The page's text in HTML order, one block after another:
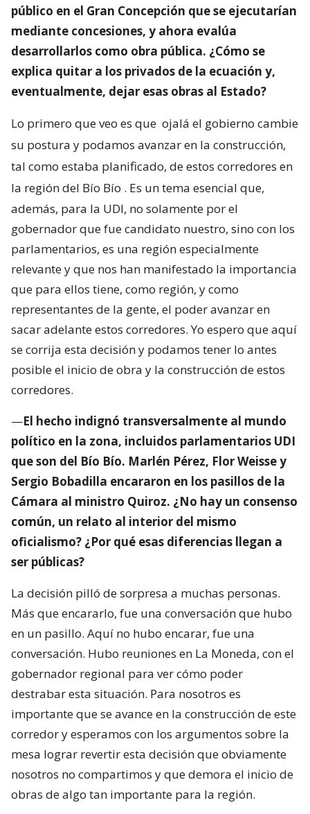
público en el Gran Concepción que se ejecutarían
mediante concesiones, y ahora evalúa
desarrollarlos como obra pública. ¿Cómo se
explica quitar a los privados de la ecuación y,
eventualmente, dejar esas obras al Estado?
Lo primero que veo es que ojalá el gobierno cambie
su postura y podamos avanzar en la construcción,
tal como estaba planificado, de estos corredores en
la región del Bío Bío . Es un tema esencial que,
además, para la UDI, no solamente por el
gobernador que fue candidato nuestro, sino con los
parlamentarios, es una región especialmente
relevante y que nos han manifestado la importancia
que para ellos tiene, como región, y como
representantes de la gente, el poder avanzar en
sacar adelante estos corredores. Yo espero que aquí
se corrija esta decisión y podamos tener lo antes
posible el inicio de obra y la construcción de estos
corredores.
—El hecho indignó transversalmente al mundo
político en la zona, incluidos parlamentarios UDI
que son del Bío Bío. Marlén Pérez, Flor Weisse y
Sergio Bobadilla encararon en los pasillos de la
Cámara al ministro Quiroz. ¿No hay un consenso
común, un relato al interior del mismo
oficialismo? ¿Por qué esas diferencias llegan a
ser públicas?
La decisión pilló de sorpresa a muchas personas.
Más que encararlo, fue una conversación que hubo
en un pasillo. Aquí no hubo encarar, fue una
conversación. Hubo reuniones en La Moneda, con el
gobernador regional para ver cómo poder
destrabar esta situación. Para nosotros es
importante que se avance en la construcción de este
corredor y esperamos con los argumentos sobre la
mesa lograr revertir esta decisión que obviamente
nosotros no compartimos y que demora el inicio de
obras de algo tan importante para la región.